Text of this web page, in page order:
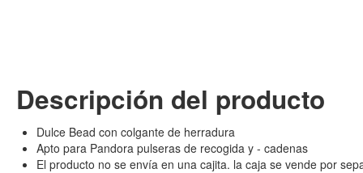
Descripción del producto
Dulce Bead con colgante de herradura
Apto para Pandora pulseras de recogida y - cadenas
El producto no se envía en una cajita. la caja se vende por